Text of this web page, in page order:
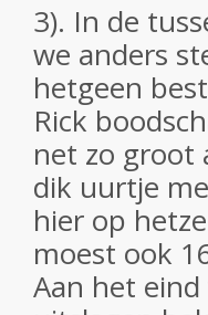
3). In de
we anders
hetgeen
Rick
net zo groot
dik uurtje
hier op
moest ook
Aan het